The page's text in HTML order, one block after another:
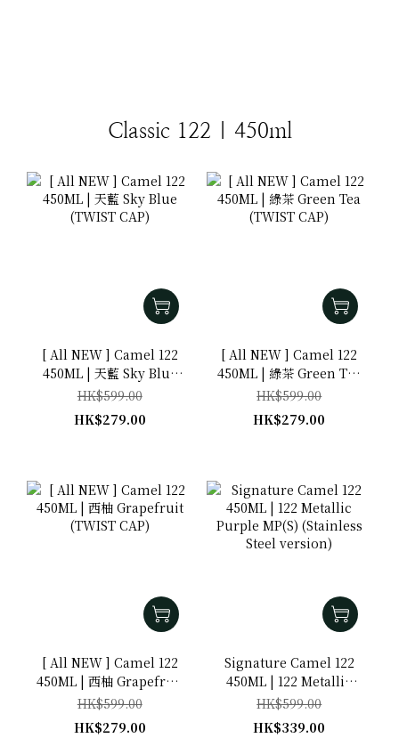
Classic 122 | 450ml
[ All NEW ] Camel 122
450ML | 天藍 Sky Blue
(TWIST CAP)
HK$599.00
HK$279.00
[ All NEW ] Camel 122
450ML | 綠茶 Green Tea
(TWIST CAP)
HK$599.00
HK$279.00
[ All NEW ] Camel 122
450ML | 西柚 Grapefruit
(TWIST CAP)
HK$599.00
HK$279.00
Signature Camel 122
450ML | 122 Metallic
Purple MP(S) (Stainless
Steel version)
HK$599.00
HK$339.00